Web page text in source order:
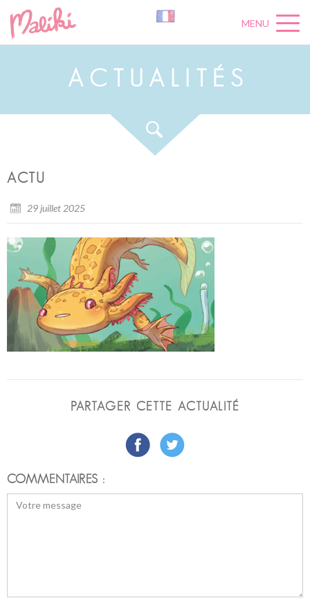
MENU
A C U A L É S
ACTU
29 juillet 2025
PARTAGER CETTE ACTUALITÉ
COMMENTAIRES :